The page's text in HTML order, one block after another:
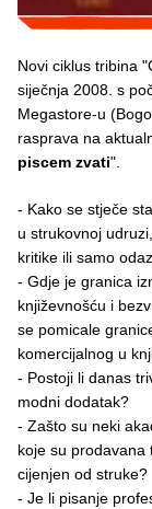
Novi ciklus tribina
siječnja 2008. s
Megastore-u
rasprava na
piscem zvati".
- Kako se stječe
u strukovnoj
kritike ili samo
- Gdje je granica
književnošću i
se pomicale
komercijalnog u
- Postoji li danas
modni dodatak?
- Zašto su neki
koje su prodavana
cijenjen od struke?
- Je li pisanje